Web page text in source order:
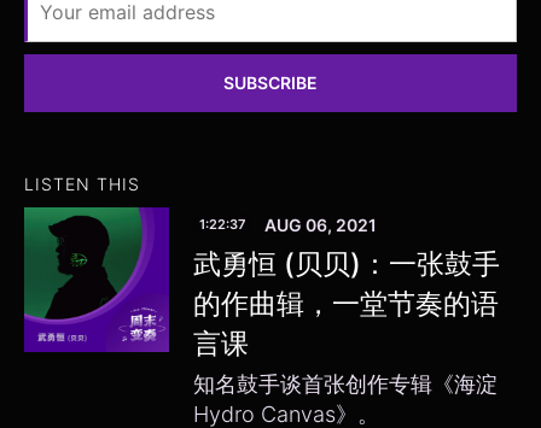
SUBSCRIBE
LISTEN THIS
1:22:37 AUG 06, 2021
武勇恒 (贝贝)：一张鼓手
的作曲辑，一堂节奏的语
言课
知名鼓手谈首张创作专辑《海淀
Hydro Canvas》。